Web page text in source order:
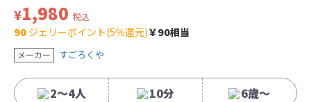
¥1,980 税込
90 ジェリーポイント(5％還元)￥90相当
メーカー すごろくや
2～4人 10分 6歳〜